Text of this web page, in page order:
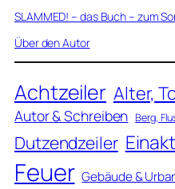
SLAMMED! – das Buch – zum
Über den Autor
Achtzeiler Alter,
Autor & Schreiben Berg,
Dutzendzeiler
Feuer Gebäude &